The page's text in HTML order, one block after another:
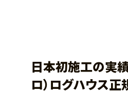
その家でしか過ごせ
日本初施工の実績
ロ）ログハウス